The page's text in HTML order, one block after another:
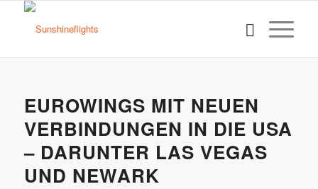
EUROWINGS MIT NEUEN
VERBINDUNGEN IN DIE USA
– DARUNTER LAS VEGAS
UND NEWARK